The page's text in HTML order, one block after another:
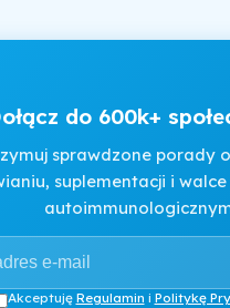
do 600k+
sprawdzone porady
suplementacji i
Akceptuję Regulamin i Politykę